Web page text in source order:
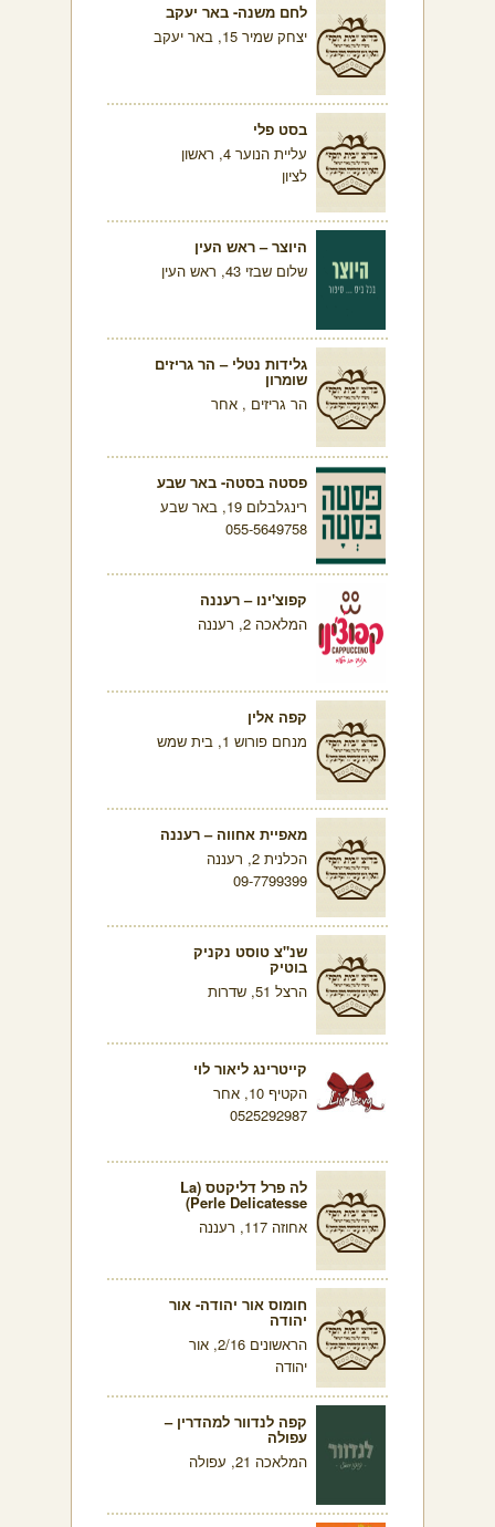
לחם משנה- באר יעקב
יצחק שמיר 15, באר יעקב
בסט פלי
עליית הנוער 4, ראשון
לציון
היוצר – ראש העין
שלום שבזי 43, ראש העין
גלידות נטלי – הר גריזים
שומרון
הר גריזים , אחר
פסטה בסטה- באר שבע
רינגלבלום 19, באר שבע
055-5649758
קפוצ'ינו – רעננה
המלאכה 2, רעננה
קפה אלין
מנחם פורוש 1, בית שמש
מאפיית אחווה – רעננה
הכלנית 2, רעננה
09-7799399
שנ"צ טוסט נקניק
בוטיק
הרצל 51, שדרות
קייטרינג ליאור לוי
הקטיף 10, אחר
0525292987
לה פרל דליקטס (La
Perle Delicatesse)
אחוזה 117, רעננה
חומוס אור יהודה- אור
יהודה
הראשונים 2/16, אור
יהודה
קפה לנדוור למהדרין –
עפולה
המלאכה 21, עפולה